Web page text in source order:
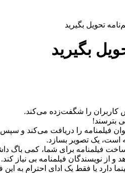
تحویل بگیرید
بگیرید
کاربران را شگفت‌زده می‌کند.
بترسند!
را دریافت می‌کند و سپس
است، یک تصویر بسازد.
فیلمنامه برای شما، کمی باگ
و از نویسندگان فیلمنامه بی نیاز کند.
یا فقط یک ادای احترام به